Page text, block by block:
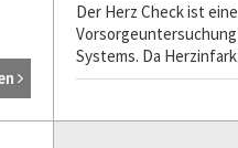
Der Herz Check ist eine
Systems. Da